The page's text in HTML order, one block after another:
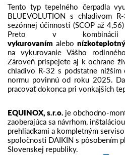
Tento typ tepelného čerpadla
BLUEVOLUTION s chladivom
sezónnej účinnosti (SCOP až
Preto v
vykurovaním alebo
na vykurovanie Vášho
Zároveň prispejete aj k ochrane
chladivo R-32 s podstatne
normu povinnú od roku 2025.
pracovať dokonca pri vonkajších
EQUINOX, s.r.o. je obchodno-
zaoberajúca sa návrhom,
prehliadkami a kompletným
spoločnosti DAIKIN s pôsobením
Slovenskej republiky.